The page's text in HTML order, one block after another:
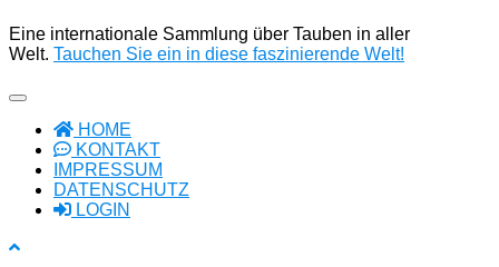
Eine internationale Sammlung über Tauben in aller
Welt. Tauchen Sie ein in diese faszinierende Welt!
HOME
KONTAKT
IMPRESSUM
DATENSCHUTZ
LOGIN